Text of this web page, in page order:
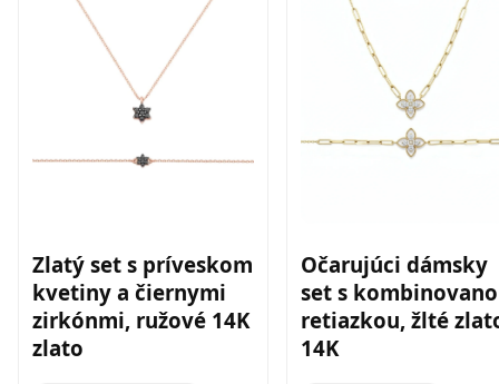
Zlatý set s príveskom
kvetiny a čiernymi
zirkónmi, ružové 14K
zlato
Očarujúci dámsky
set s
retiazkou, žlté
14K